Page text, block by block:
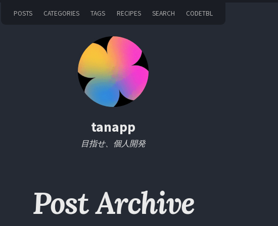
POSTS CATEGORIES TAGS RECIPES SEARCH CODETBL
tanapp
目指せ、個人開発
Post Archive